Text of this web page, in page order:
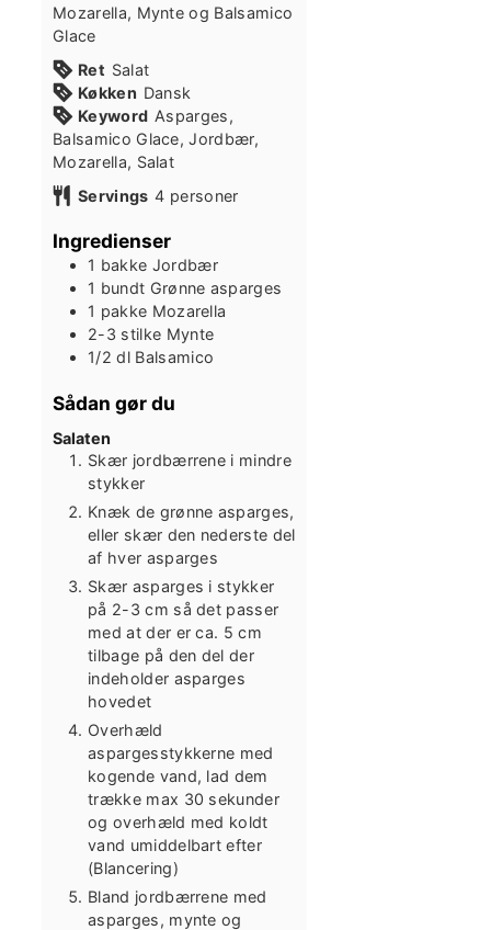
Mozarella, Mynte og Balsamico
Glace
Ret Salat
Køkken Dansk
Keyword Asparges,
Balsamico Glace, Jordbær,
Mozarella, Salat
Servings 4 personer
Ingredienser
1 bakke Jordbær
1 bundt Grønne asparges
1 pakke Mozarella
2-3 stilke Mynte
1/2 dl Balsamico
Sådan gør du
Salaten
Skær jordbærrene i mindre
stykker
Knæk de grønne asparges,
eller skær den nederste del
af hver asparges
Skær asparges i stykker
på 2-3 cm så det passer
med at der er ca. 5 cm
tilbage på den del der
indeholder asparges
hovedet
Overhæld
aspargesstykkerne med
kogende vand, lad dem
trække max 30 sekunder
og overhæld med koldt
vand umiddelbart efter
(Blancering)
Bland jordbærrene med
asparges, mynte og